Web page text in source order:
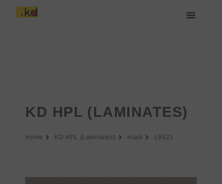
Lewati
KD HPL (LAMINATES)
Home KD HPL (Laminates) Hasil L8521